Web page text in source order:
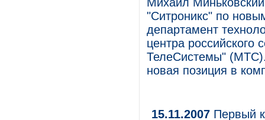
"Ситроникс" по
департамент
центра российского
ТелеСистемы"
новая позиция в
15.11.2007 Первый